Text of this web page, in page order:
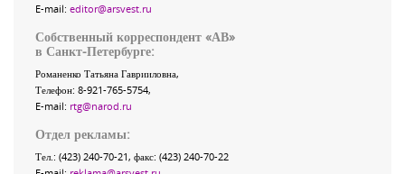
E-mail: editor@arsvest.ru
Собственный корреспондент «АВ»
в Санкт-Петербурге:
Романенко Татьяна Гаврииловна,
Телефон: 8-921-765-5754,
E-mail: rtg@narod.ru
Отдел рекламы:
Тел.: (423) 240-70-21, факс: (423) 240-70-22